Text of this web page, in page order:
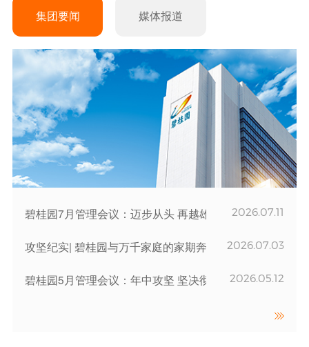
集团要闻 媒体报道
碧桂园7月管理会议：迈步从头 再越雄关 2026.07.11
攻坚纪实| 碧桂园与万千家庭的家期奔赴 2026.07.03
碧桂园5月管理会议：年中攻坚 坚决彻底 2026.05.12